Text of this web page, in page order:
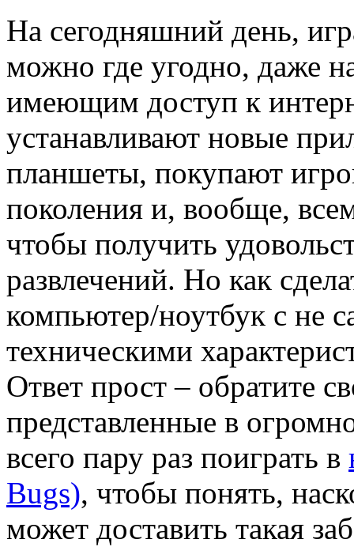
На сегодняшний день,
можно где угодно, даже
имеющим доступ к
устанавливают новые
планшеты, покупают
поколения и, вообще,
чтобы получить
развлечений. Но как
компьютер/ноутбук с
техническими
Ответ прост – обратите
представленные в
всего пару раз поиграть в
Bugs), чтобы понять,
может доставить такая